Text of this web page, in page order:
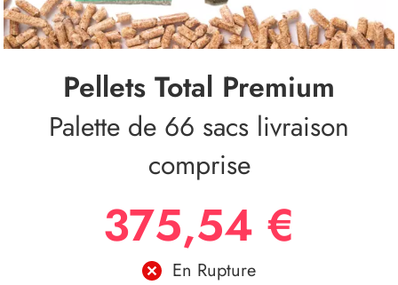
Pellets Total Premium
Palette de 66 sacs livraison
comprise
375,54 €
En Rupture